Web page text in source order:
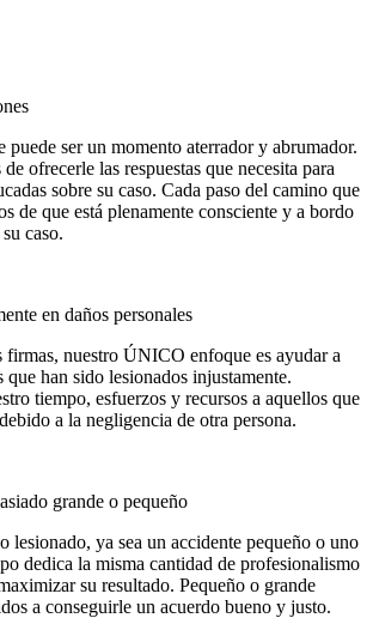
puede ser un momento aterrador y abrumador.
ofrecerle las respuestas que necesita para
sobre su caso. Cada paso del camino que
de que está plenamente consciente y a bordo
caso.
en daños personales
firmas, nuestro ÚNICO enfoque es ayudar a
han sido lesionados injustamente.
tiempo, esfuerzos y recursos a aquellos que
a la negligencia de otra persona.
grande o pequeño
lesionado, ya sea un accidente pequeño o uno
dedica la misma cantidad de profesionalismo
su resultado. Pequeño o grande
a conseguirle un acuerdo bueno y justo.